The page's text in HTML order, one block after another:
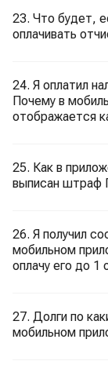
23. Что будет,
оплачивать
24. Я оплатил
Почему в
отображается
25. Как в
выписан
26. Я получил
мобильном
оплачу его до 1
27. Долги по
мобильном